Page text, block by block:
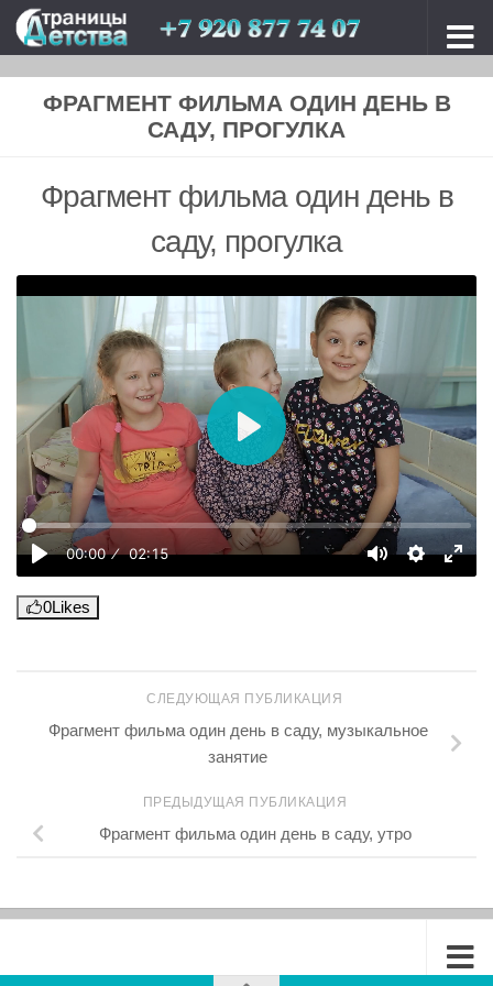
Перейти к содержимому
ФРАГМЕНТ ФИЛЬМА ОДИН ДЕНЬ В
САДУ, ПРОГУЛКА
Фрагмент фильма один день в
саду, прогулка
0Likes
СЛЕДУЮЩАЯ ПУБЛИКАЦИЯ
Фрагмент фильма один день в саду, музыкальное
занятие
ПРЕДЫДУЩАЯ ПУБЛИКАЦИЯ
Фрагмент фильма один день в саду, утро